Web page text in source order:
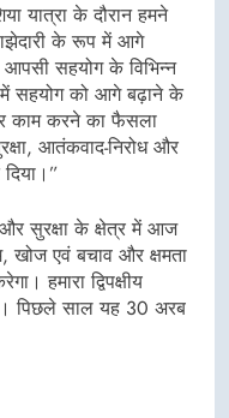
यात्रा के दौरान हमने
के रूप में आगे
सहयोग के विभिन्न
में सहयोग को आगे बढ़ाने के
काम करने का फैसला
आतंकवाद-निरोध और
और सुरक्षा के क्षेत्र में आज
खोज एवं बचाव और क्षमता
हमारा द्विपक्षीय
पिछले साल यह 30 अरब